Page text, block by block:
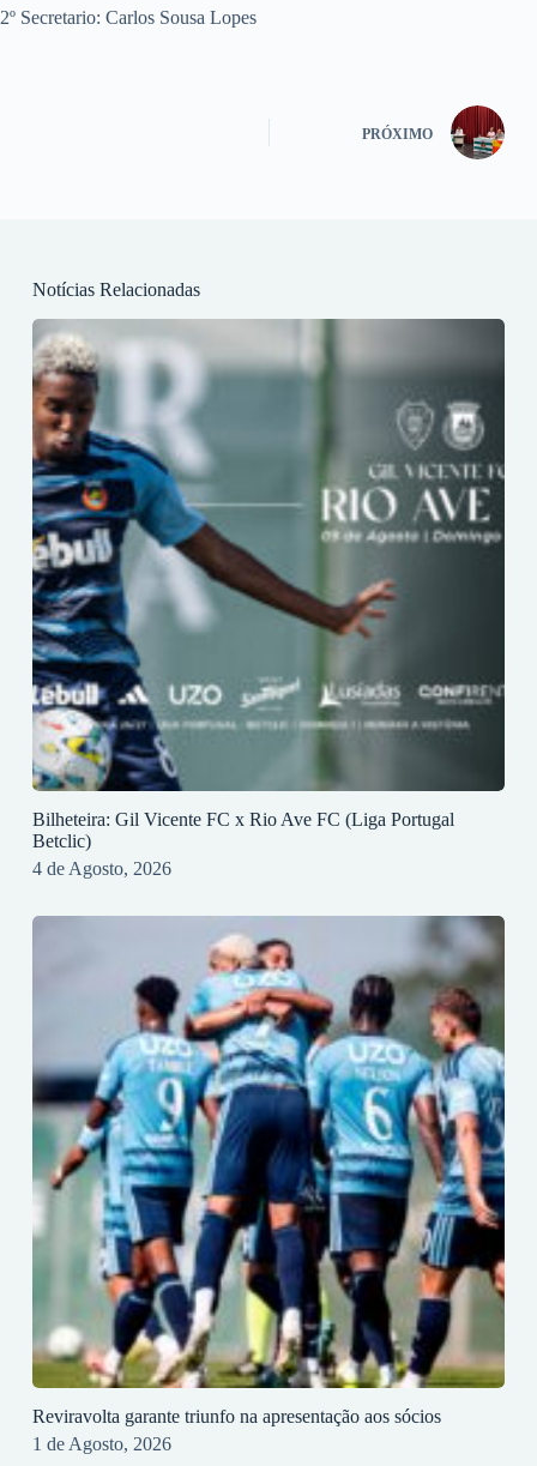
2º Secretario: Carlos Sousa Lopes
PRÓXIMO
Notícias Relacionadas
Bilheteira: Gil Vicente FC x Rio Ave FC (Liga Portugal
Betclic)
4 de Agosto, 2026
Reviravolta garante triunfo na apresentação aos sócios
1 de Agosto, 2026